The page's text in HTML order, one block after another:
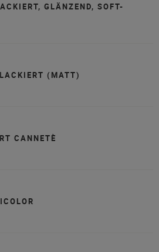
GLÄNZEND, SOFT-
(MATT)
CANNETÈ